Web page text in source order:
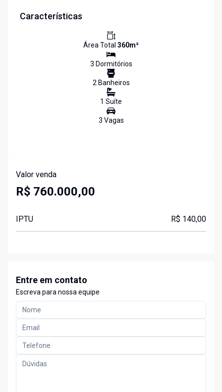
Características
Área Total 360m²
3 Dormitórios
2Banheiros
1 Suíte
3 Vagas
Valor venda
R$ 760.000,00
IPTU R$ 140,00
Entre em contato
Escreva para nossa equipe